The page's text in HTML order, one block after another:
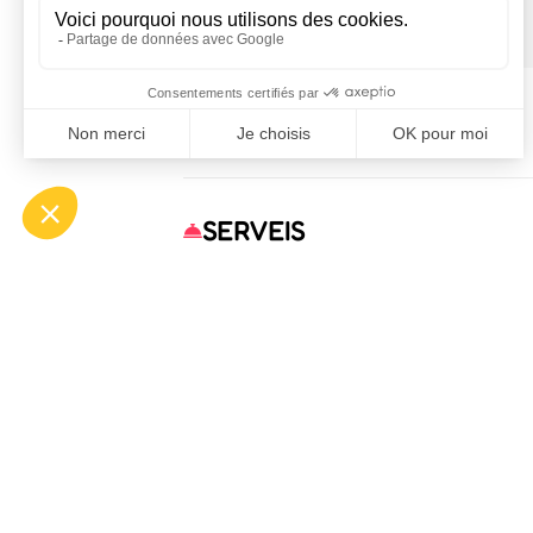
4 April 2026 → 18 October 2026
EQUIPAMENTS
SERVEIS